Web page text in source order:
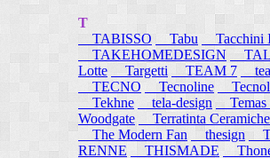
T
TABISSO
Tabu Tacchini
TAKEHOMEDESIGN
TAL
Lotte
Targetti TEAM 7
TECNO
Tecnoline
Tekhne
tela-design Temas
Woodgate
Terratinta Ceramiche
The Modern Fan
thesign
RENNE
THISMADE